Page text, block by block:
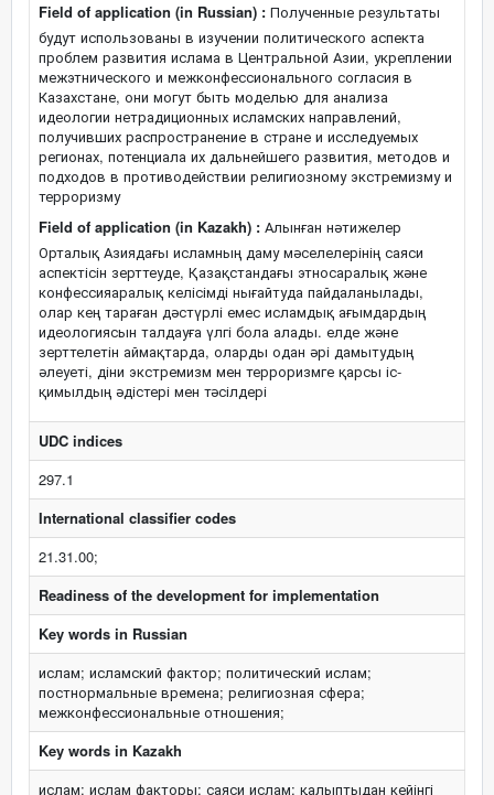
Field of application (in Russian) : Полученные результаты
будут использованы в изучении политического аспекта
проблем развития ислама в Центральной Азии, укреплении
межэтнического и межконфессионального согласия в
Казахстане, они могут быть моделью для анализа
идеологии нетрадиционных исламских направлений,
получивших распространение в стране и исследуемых
регионах, потенциала их дальнейшего развития, методов и
подходов в противодействии религиозному экстремизму и
терроризму
Field of application (in Kazakh) : Алынған нәтижелер
Орталық Азиядағы исламның даму мәселелерінің саяси
аспектісін зерттеуде, Қазақстандағы этносаралық және
конфессияаралық келісімді нығайтуда пайдаланылады,
олар кең тараған дәстүрлі емес исламдық ағымдардың
идеологиясын талдауға үлгі бола алады. елде және
зерттелетін аймақтарда, оларды одан әрі дамытудың
әлеуеті, діни экстремизм мен терроризмге қарсы іс-
қимылдың әдістері мен тәсілдері
UDC indices
297.1
International classifier codes
21.31.00;
Readiness of the development for implementation
Key words in Russian
ислам; исламский фактор; политический ислам;
постнормальные времена; религиозная сфера;
межконфессиональные отношения;
Key words in Kazakh
ислам; ислам факторы; саяси ислам; қалыптыдан кейінгі